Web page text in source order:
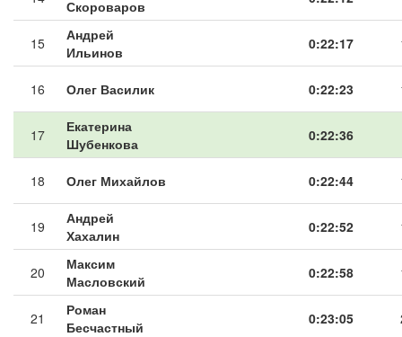
Скороваров
15
Андрей
Ильинов
0:22:17
16 Олег Василик 0:22:23
17
Екатерина
Шубенкова
0:22:36
18 Олег Михайлов 0:22:44
19
Андрей
Хахалин
0:22:52
20
Максим
Масловский
0:22:58
21
Роман
Бесчастный
0:23:05